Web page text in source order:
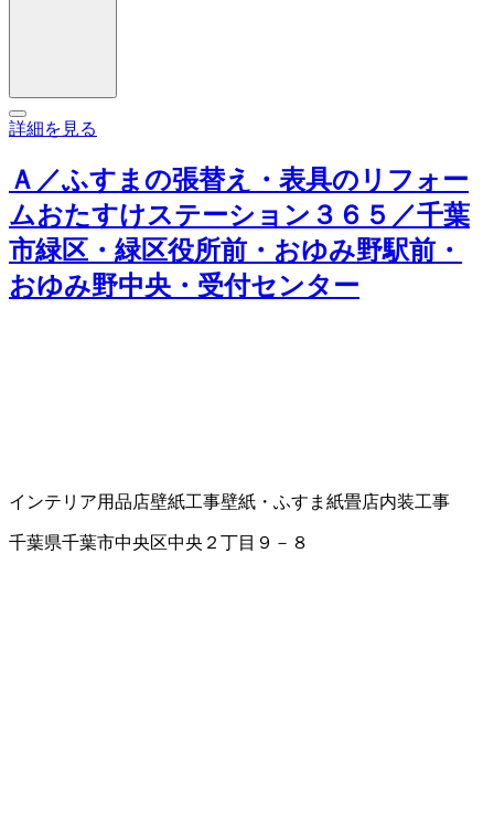
詳細を見る
Ａ／ふすまの張替え・表具のリフォー
ムおたすけステーション３６５／千葉
市緑区・緑区役所前・おゆみ野駅前・
おゆみ野中央・受付センター
インテリア用品店壁紙工事壁紙・ふすま紙畳店内装工事
千葉県千葉市中央区中央２丁目９－８